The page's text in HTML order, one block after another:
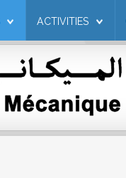
ACTIVITIES